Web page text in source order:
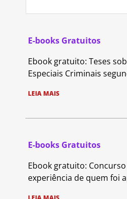
E-books Gratuitos
Ebook gratuito: Teses
Especiais Criminais
LEIA MAIS
E-books Gratuitos
Ebook gratuito:
experiência de quem foi